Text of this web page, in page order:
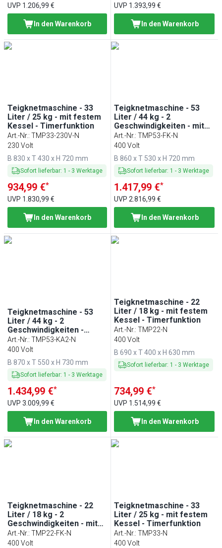
UVP 1.206,99 €
In den Warenkorb
UVP 1.393,99 €
In den Warenkorb
Teigknetmaschine - 33
Liter / 25 kg - mit festem
Kessel - Timerfunktion
Art.-Nr.: TMP33-230V-N
230 Volt
B 830 x T 430 x H 720 mm
Sofort lieferbar: 1 - 3 Werktage
934,99 €*
UVP 1.830,99 €
In den Warenkorb
Teigknetmaschine - 53
Liter / 44 kg - 2
Geschwindigkeiten - mit
festem Kessel -
Timerfunktion
Art.-Nr.:TMP53-FK-N
400 Volt
B 860 x T 530 x H 720 mm
Sofort lieferbar: 1 - 3 Werktage
1.417,99 €*
UVP2.816,99 €
In den Warenkorb
Teigknetmaschine - 53
Liter / 44 kg - 2
Geschwindigkeiten -
Kessel abnehmbar &
Rührwerk aufklappbar -
Art.-Nr.: TMP53-KA2-N
400 Volt
B 870 x T 550 x H 730 mm
Sofort lieferbar: 1 - 3 Werktage
1.434,99 €*
UVP 3.009,99 €
In den Warenkorb
Teigknetmaschine - 22
Liter / 18 kg - mit festem
Kessel - Timerfunktion
Art.-Nr.:TMP22-N
400 Volt
B 690 x T 400 x H 630 mm
Sofort lieferbar: 1 - 3 Werktage
734,99 €*
UVP 1.514,99 €
In den Warenkorb
Teigknetmaschine - 22
Liter / 18 kg - 2
Geschwindigkeiten - mit
festem Kessel -
Timerfunktion
Art.-Nr.: TMP22-FK-N
400 Volt
Teigknetmaschine - 33
Liter / 25 kg - mit festem
Kessel - Timerfunktion
Art.-Nr.:TMP33-N
400 Volt